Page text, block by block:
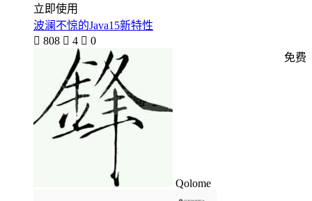
立即使用
波澜不惊的Java15新特性
 808  4  0
Qolome
免费